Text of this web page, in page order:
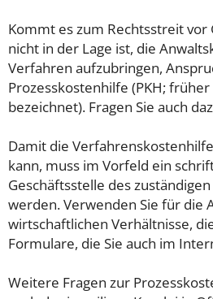
Kommt es zum Rechtsstreit
nicht in der Lage ist, die
Verfahren aufzubringen,
Prozesskostenhilfe (PKH;
bezeichnet). Fragen Sie auch
Damit die
kann, muss im Vorfeld ein
Geschäftsstelle des
werden. Verwenden Sie für die
wirtschaftlichen Verhältnisse,
Formulare, die Sie auch im
Weitere Fragen zur